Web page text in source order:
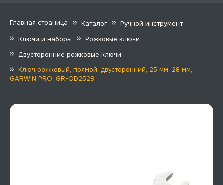
Главная страница Каталог
Ручной инструмент
Ключи и наборы
Рожковые ключи
Двусторонние рожковые ключи
Ключ рожковый, прямой, двусторонний, 25 мм, 28 мм,
GARWIN PRO, GR-OD2528